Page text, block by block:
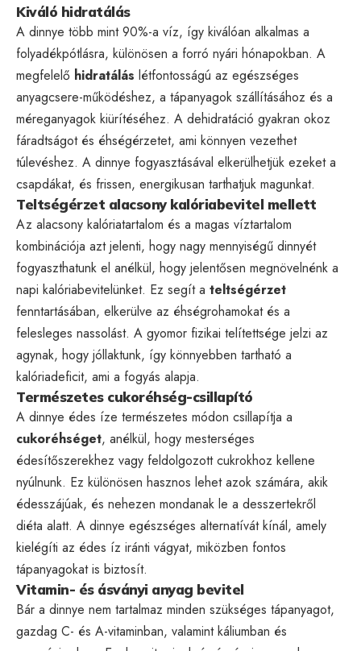
Kiváló hidratálás
A dinnye több mint 90%-a víz, így kiválóan alkalmas a
folyadékpótlásra, különösen a forró nyári hónapokban. A
megfelelő hidratálás létfontosságú az egészséges
anyagcsere-működéshez, a tápanyagok szállításához és a
méreganyagok kiürítéséhez. A dehidratáció gyakran okoz
fáradtságot és éhségérzetet, ami könnyen vezethet
túlevéshez. A dinnye fogyasztásával elkerülhetjük ezeket a
csapdákat, és frissen, energikusan tarthatjuk magunkat.
Teltségérzet alacsony kalóriabevitel mellett
Az alacsony kalóriatartalom és a magas víztartalom
kombinációja azt jelenti, hogy nagy mennyiségű dinnyét
fogyaszthatunk el anélkül, hogy jelentősen megnövelnénk a
napi kalóriabevitelünket. Ez segít a teltségérzet
fenntartásában, elkerülve az éhségrohamokat és a
felesleges nassolást. A gyomor fizikai telítettsége jelzi az
agynak, hogy jóllaktunk, így könnyebben tartható a
kalóriadeficit, ami a fogyás alapja.
Természetes cukoréhség-csillapító
A dinnye édes íze természetes módon csillapítja a
cukoréhséget, anélkül, hogy mesterséges
édesítőszerekhez vagy feldolgozott cukrokhoz kellene
nyúlnunk. Ez különösen hasznos lehet azok számára, akik
édesszájúak, és nehezen mondanak le a desszertekről
diéta alatt. A dinnye egészséges alternatívát kínál, amely
kielégíti az édes íz iránti vágyat, miközben fontos
tápanyagokat is biztosít.
Vitamin- és ásványi anyag bevitel
Bár a dinnye nem tartalmaz minden szükséges tápanyagot,
gazdag C- és A-vitaminban, valamint káliumban és